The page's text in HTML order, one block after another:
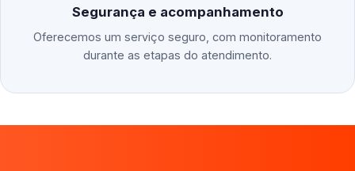
Segurança e acompanhamento
Oferecemos um serviço seguro, com monitoramento
durante as etapas do atendimento.